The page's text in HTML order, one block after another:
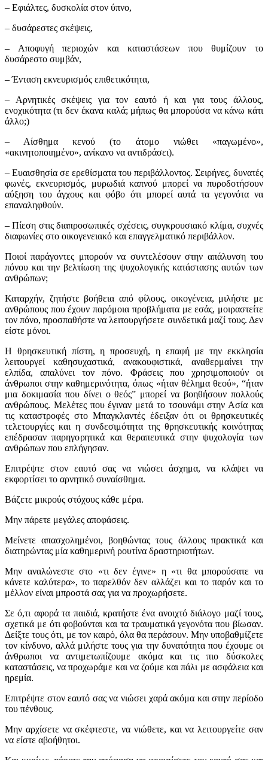
– Εφιάλτες, δυσκολία στον ύπνο,
– δυσάρεστες σκέψεις,
– Αποφυγή περιοχών και καταστάσεων που θυμίζουν το
δυσάρεστο συμβάν,
– Ένταση εκνευρισμός επιθετικότητα,
– Αρνητικές σκέψεις για τον εαυτό ή και για τους άλλους,
ενοχικότητα (τι δεν έκανα καλά; μήπως θα μπορούσα να κάνω κάτι
άλλο;)
– Αίσθημα κενού (το άτομο νιώθει «παγωμένο»,
«ακινητοποιημένο», ανίκανο να αντιδράσει).
– Ευαισθησία σε ερεθίσματα του περιβάλλοντος. Σειρήνες, δυνατές
φωνές, εκνευρισμός, μυρωδιά καπνού μπορεί να πυροδοτήσουν
αύξηση του άγχους και φόβο ότι μπορεί αυτά τα γεγονότα να
επαναληφθούν.
– Πίεση στις διαπροσωπικές σχέσεις, συγκρουσιακό κλίμα, συχνές
διαφωνίες στο οικογενειακό και επαγγελματικό περιβάλλον.
Ποιοί παράγοντες μπορούν να συντελέσουν στην απάλυνση του
πόνου και την βελτίωση της ψυχολογικής κατάστασης αυτών των
ανθρώπων;
Καταρχήν, ζητήστε βοήθεια από φίλους, οικογένεια, μιλήστε με
ανθρώπους που έχουν παρόμοια προβλήματα με εσάς, μοιραστείτε
τον πόνο, προσπαθήστε να λειτουργήσετε συνδετικά μαζί τους. Δεν
είστε μόνοι.
Η θρησκευτική πίστη, η προσευχή, η επαφή με την εκκλησία
λειτουργεί καθησυχαστικά, ανακουφιστικά, αναθερμαίνει την
ελπίδα, απαλύνει τον πόνο. Φράσεις που χρησιμοποιούν οι
άνθρωποι στην καθημερινότητα, όπως «ήταν θέλημα θεού», “ήταν
μια δοκιμασία που δίνει ο θεός” μπορεί να βοηθήσουν πολλούς
ανθρώπους. Μελέτες που έγιναν μετά το τσουνάμι στην Ασία και
τις καταστροφές στο Μπαγκλαντές έδειξαν ότι οι θρησκευτικές
τελετουργίες και η συνδεσιμότητα της θρησκευτικής κοινότητας
επέδρασαν παρηγορητικά και θεραπευτικά στην ψυχολογία των
ανθρώπων που επλήγησαν.
Επιτρέψτε στον εαυτό σας να νιώσει άσχημα, να κλάψει να
εκφορτίσει το αρνητικό συναίσθημα.
Βάζετε μικρούς στόχους κάθε μέρα.
Μην πάρετε μεγάλες αποφάσεις.
Μείνετε απασχολημένοι, βοηθώντας τους άλλους πρακτικά και
διατηρώντας μία καθημερινή ρουτίνα δραστηριοτήτων.
Μην αναλώνεστε στο «τι δεν έγινε» η «τι θα μπορούσατε να
κάνετε καλύτερα», το παρελθόν δεν αλλάζει και το παρόν και το
μέλλον είναι μπροστά σας για να προχωρήσετε.
Σε ό,τι αφορά τα παιδιά, κρατήστε ένα ανοιχτό διάλογο μαζί τους,
σχετικά με ότι φοβούνται και τα τραυματικά γεγονότα που βίωσαν.
Δείξτε τους ότι, με τον καιρό, όλα θα περάσουν. Μην υποβαθμίζετε
τον κίνδυνο, αλλά μιλήστε τους για την δυνατότητα που έχουμε οι
άνθρωποι να αντιμετωπίζουμε ακόμα και τις πιο δύσκολες
καταστάσεις, να προχωράμε και να ζούμε και πάλι με ασφάλεια και
ηρεμία.
Επιτρέψτε στον εαυτό σας να νιώσει χαρά ακόμα και στην περίοδο
του πένθους.
Μην αρχίσετε να σκέφτεστε, να νιώθετε, και να λειτουργείτε σαν
να είστε αβοήθητοι.